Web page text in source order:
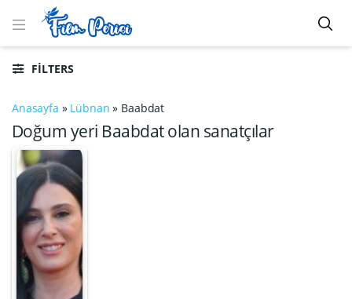
FILTERS
Anasayfa » Lübnan » Baabdat
Doğum yeri Baabdat olan sanatçılar